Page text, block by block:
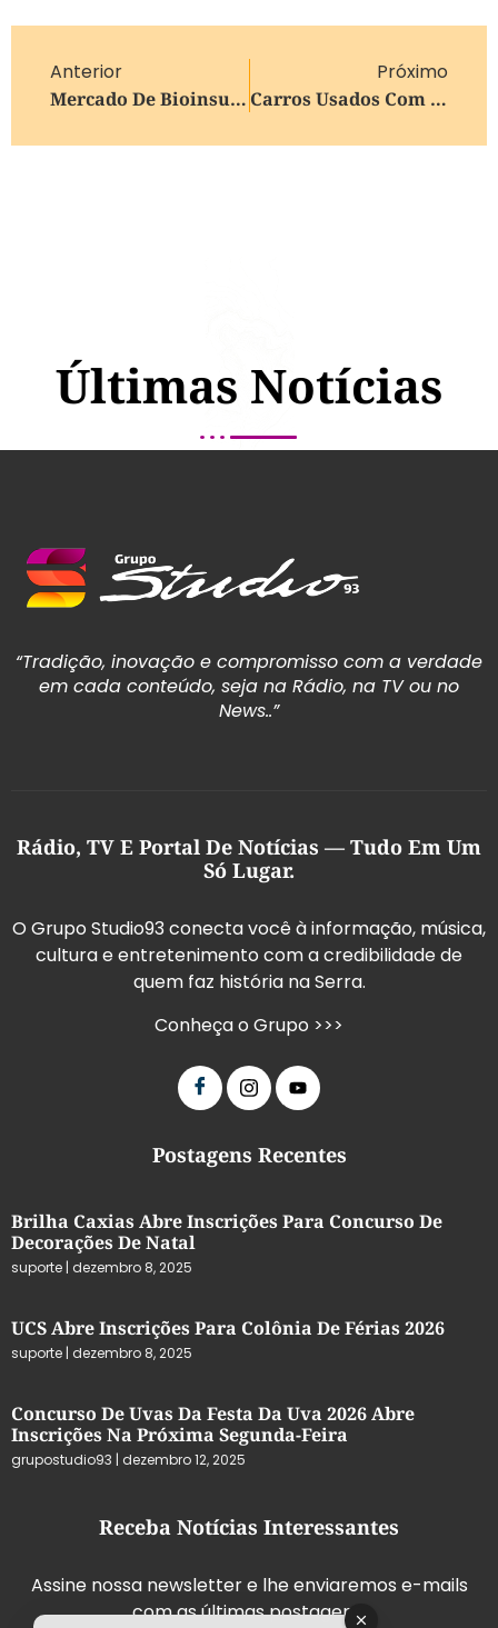
Anterior
Mercado De Bioinsumos Movimenta R$ 6,2 Bilhões E Reforça Papel Estratégico No Campo
Próximo
Carros Usados Com 13 A 20 Anos Registram Alta Nos Preços De Até 14,6% Em 12 Meses; Veja Os Modelos Que Mais Valorizaram
Últimas Notícias
“Tradição, inovação e compromisso com a verdade
em cada conteúdo, seja na Rádio, na TV ou no
News..”
Rádio, TV E Portal De Notícias — Tudo Em Um
Só Lugar.
O Grupo Studio93 conecta você à informação, música,
cultura e entretenimento com a credibilidade de
quem faz história na Serra.
Conheça o Grupo >>>
Postagens Recentes
Brilha Caxias Abre Inscrições Para Concurso De
Decorações De Natal
suporte dezembro 8, 2025
UCS Abre Inscrições Para Colônia De Férias 2026
suporte dezembro 8, 2025
Concurso De Uvas Da Festa Da Uva 2026 Abre
Inscrições Na Próxima Segunda-Feira
grupostudio93 dezembro 12, 2025
Receba Notícias Interessantes
Assine nossa newsletter e lhe enviaremos e-mails
com as últimas postagens.